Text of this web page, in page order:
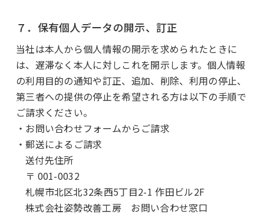
７．保有個人データの開示、訂正
当社は本人から個人情報の開示を求められたときに
は、遅滞なく本人に対しこれを開示します。個人情報
の利用目的の通知や訂正、追加、削除、利用の停止、
第三者への提供の停止を希望される方は以下の手順で
ご請求ください。
・お問い合わせフォームからご請求
・郵送によるご請求
送付先住所
〒 001-0032
札幌市北区北32条西5丁目2-1 作田ビル2F
株式会社姿勢改善工房 お問い合わせ窓口